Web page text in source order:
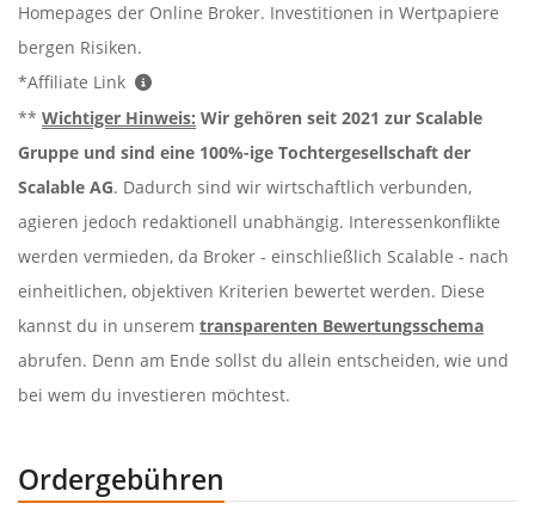
Homepages der Online Broker. Investitionen in Wertpapiere
bergen Risiken.
*Affiliate Link
** Wichtiger Hinweis: Wir gehören seit 2021 zur Scalable
Gruppe und sind eine 100%-ige Tochtergesellschaft der
Scalable AG. Dadurch sind wir wirtschaftlich verbunden,
agieren jedoch redaktionell unabhängig. Interessenkonflikte
werden vermieden, da Broker - einschließlich Scalable - nach
einheitlichen, objektiven Kriterien bewertet werden. Diese
kannst du in unserem transparenten Bewertungsschema
abrufen. Denn am Ende sollst du allein entscheiden, wie und
bei wem du investieren möchtest.
Ordergebühren